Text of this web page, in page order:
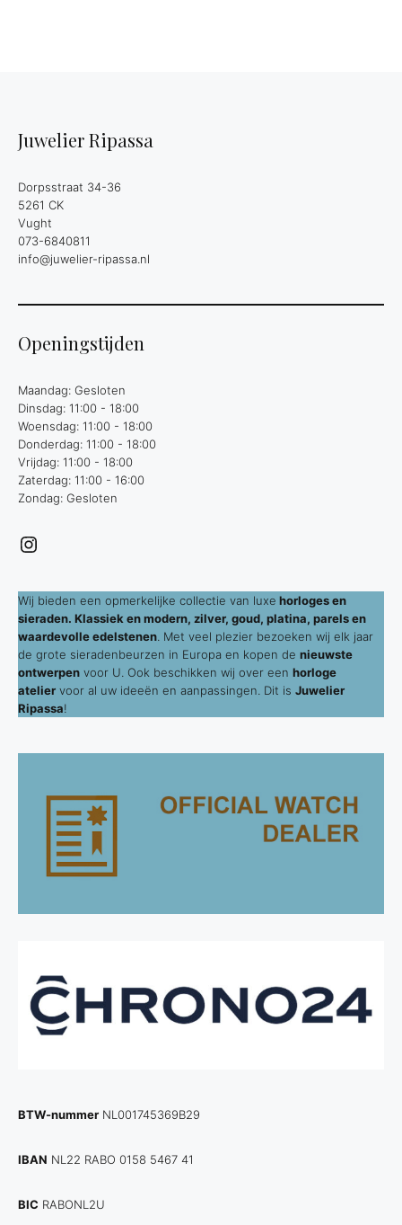
Juwelier Ripassa
Dorpsstraat 34-36
5261 CK
Vught
073-6840811
info@juwelier-ripassa.nl
Openingstijden
Maandag: Gesloten
Dinsdag: 11:00 - 18:00
Woensdag: 11:00 - 18:00
Donderdag: 11:00 - 18:00
Vrijdag: 11:00 - 18:00
Zaterdag: 11:00 - 16:00
Zondag: Gesloten
Instagram
Wij bieden een opmerkelijke collectie van luxe horloges en
sieraden. Klassiek en modern, zilver, goud, platina, parels en
waardevolle edelstenen . Met veel plezier bezoeken wij elk jaar
de grote sieradenbeurzen in Europa en kopen de nieuwste
ontwerpen voor U. Ook beschikken wij over een horloge
atelier voor al uw ideeën en aanpassingen. Dit is Juwelier
Ripassa!
BTW-nummer NL001745369B29
IBAN NL22 RABO 0158 5467 41
BIC RABONL2U